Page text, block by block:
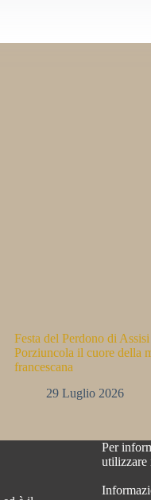
Festa del Perdono di
Porziuncola il cuore della
francescana
29 Luglio 2026
Per
utilizzare